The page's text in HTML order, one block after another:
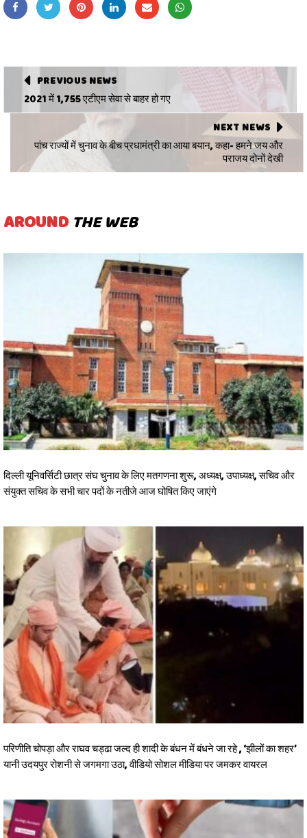
PREVIOUS NEWS
2021 में 1,755 एटीएम सेवा से बाहर हो गए
NEXT NEWS
पांच राज्यों में चुनाव के बीच प्रधामंत्री का आया बयान, कहा- हमने जय और
पराजय दोनों देखी
AROUND THE WEB
दिल्ली यूनिवर्सिटी छात्र संघ चुनाव के लिए मतगणना शुरू, अध्यक्ष, उपाध्यक्ष, सचिव और
संयुक्त सचिव के सभी चार पदों के नतीजे आज घोषित किए जाएंगे
परिणीति चोपड़ा और राघव चड्ढा जल्द ही शादी के बंधन में बंधने जा रहे , ‘झीलों का शहर’
यानी उदयपुर रोशनी से जगमगा उठा, वीडियो सोशल मीडिया पर जमकर वायरल